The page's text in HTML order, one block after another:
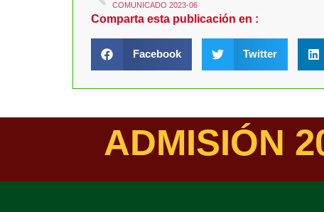
COMUNICADO 2023-06
Comparta esta publicación en :
Facebook Twitter
ADMISIÓN